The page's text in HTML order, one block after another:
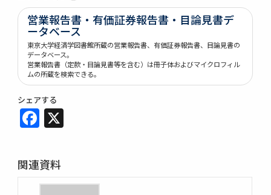
営業報告書・有価証券報告書・目論見書デ
ータベース
東京大学経済学図書館所蔵の営業報告書、有価証券報告書、目論見書の
データベース。
営業報告書（定款・目論見書等を含む）は冊子体およびマイクロフィル
ムの所蔵を検索できる。
シェアする
Facebook
関連資料